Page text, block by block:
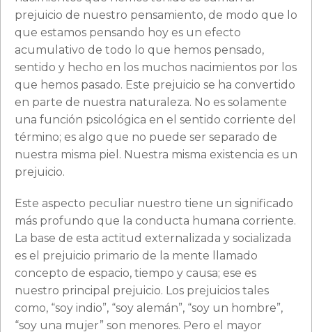
prejuicio de nuestro pensamiento, de modo que lo
que estamos pensando hoy es un efecto
acumulativo de todo lo que hemos pensado,
sentido y hecho en los muchos nacimientos por los
que hemos pasado. Este prejuicio se ha convertido
en parte de nuestra naturaleza. No es solamente
una función psicológica en el sentido corriente del
término; es algo que no puede ser separado de
nuestra misma piel. Nuestra misma existencia es un
prejuicio.
Este aspecto peculiar nuestro tiene un significado
más profundo que la conducta humana corriente.
La base de esta actitud externalizada y socializada
es el prejuicio primario de la mente llamado
concepto de espacio, tiempo y causa; ese es
nuestro principal prejuicio. Los prejuicios tales
como, “soy indio”, “soy alemán”, “soy un hombre”,
“soy una mujer” son menores. Pero el mayor